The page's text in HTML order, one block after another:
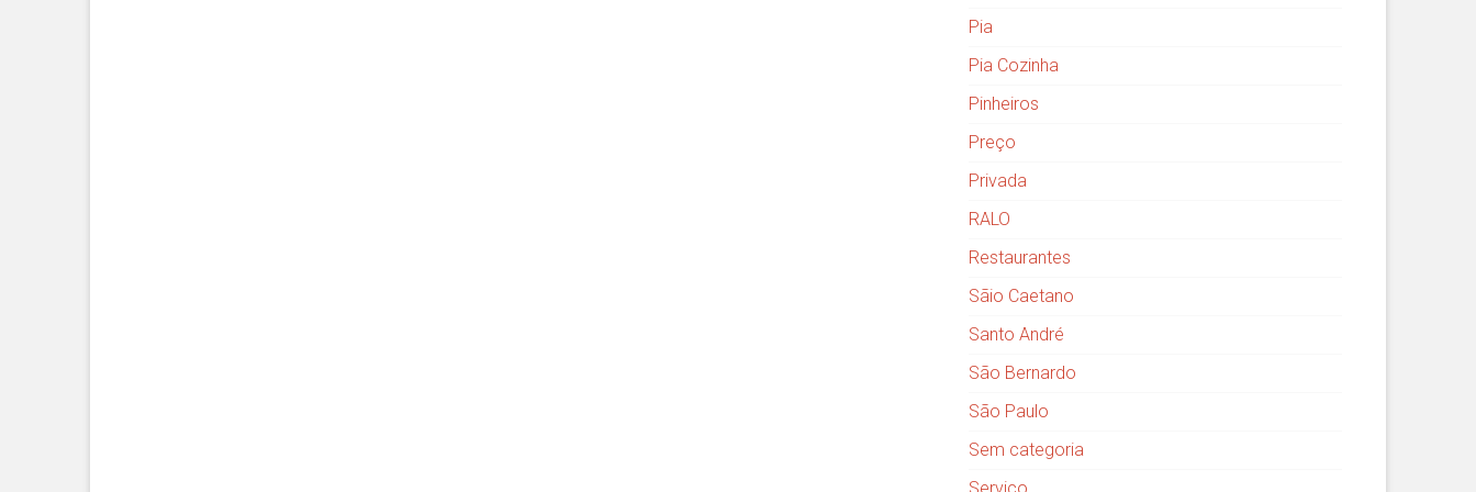
Pia
Pia Cozinha
Pinheiros
Preço
Privada
RALO
Restaurantes
Sãio Caetano
Santo André
São Bernardo
São Paulo
Sem categoria